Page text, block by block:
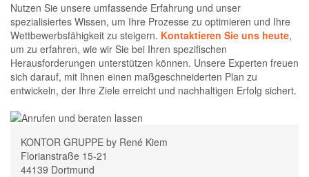
Nutzen Sie unsere umfassende Erfahrung und unser
spezialisiertes Wissen, um Ihre Prozesse zu optimieren und Ihre
Wettbewerbsfähigkeit zu steigern. Kontaktieren Sie uns heute,
um zu erfahren, wie wir Sie bei Ihren spezifischen
Herausforderungen unterstützen können. Unsere Experten freuen
sich darauf, mit Ihnen einen maßgeschneiderten Plan zu
entwickeln, der Ihre Ziele erreicht und nachhaltigen Erfolg sichert.
KONTOR GRUPPE by René Kiem
Florianstraße 15-21
44139 Dortmund